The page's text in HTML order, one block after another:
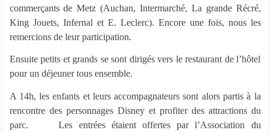
commerçants de Metz (Auchan, Intermarché, La grande Récré,
King Jouets, Infernal et E. Leclerc). Encore une fois, nous les
remercions de leur participation.
Ensuite petits et grands se sont dirigés vers le restaurant de l’hôtel
pour un déjeuner tous ensemble.
A 14h, les enfants et leurs accompagnateurs sont alors partis à la
rencontre des personnages Disney et profiter des attractions du
parc. Les entrées étaient offertes par l’Association du